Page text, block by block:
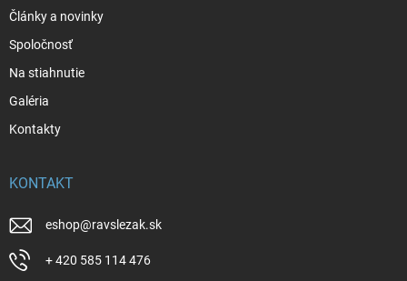
Články a novinky
Spoločnosť
Na stiahnutie
Galéria
Kontakty
KONTAKT
eshop@ravslezak.sk
+ 420 585 114 476